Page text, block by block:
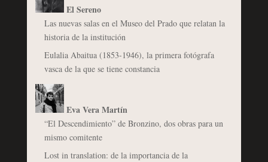
El Sereno
Las nuevas salas en el Museo del Prado que relatan la
historia de la institución
Eulalia Abaitua (1853-1946), la primera fotógrafa
vasca de la que se tiene constancia
Eva Vera Martín
“El Descendimiento” de Bronzino, dos obras para un
mismo comitente
Lost in translation: de la importancia de la